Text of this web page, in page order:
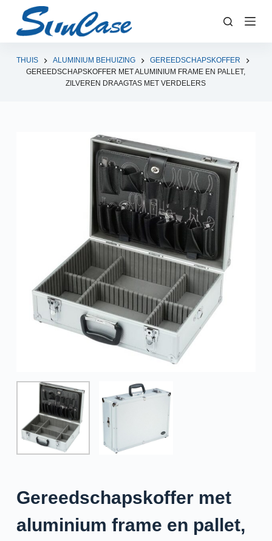
o
THUIS ALUMINIUM BEHUIZING
GEREEDSCHAPSKOFFER
GEREEDSCHAPSKOFFER MET ALUMINIUM FRAME EN PALLET,
ZILVEREN DRAAGTAS MET VERDELERS
Gereedschapskoffer met
aluminium frame en pallet,